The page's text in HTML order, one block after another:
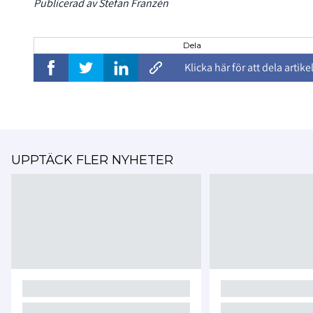
Publicerad av Stefan Franzén
Dela
Klicka här för att dela
UPPTÄCK FLER NYHETER